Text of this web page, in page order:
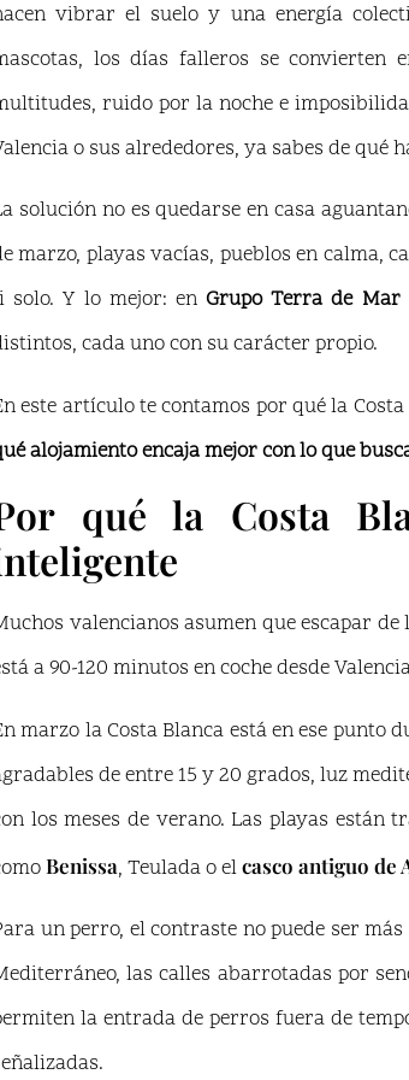
vibrar el suelo y una energía
los días falleros se convierten
ruido por la noche e
o sus alrededores, ya sabes de qué
solución no es quedarse en casa
marzo, playas vacías, pueblos en calma,
solo. Y lo mejor: enGrupo Terra de Mar
cada uno con su carácter propio.
este artículo te contamos por qué la
alojamiento encaja mejor con lo que
qué la Costa
valencianos asumen que escapar
a 90-120 minutos en coche desde
marzo la Costa Blanca está en ese punto
de entre 15 y 20 grados, luz
los meses de verano. Las playas
Benissa, Teulada o elcasco antiguo de
un perro, el contraste no puede ser
las calles abarrotadas por
la entrada de perros fuera de